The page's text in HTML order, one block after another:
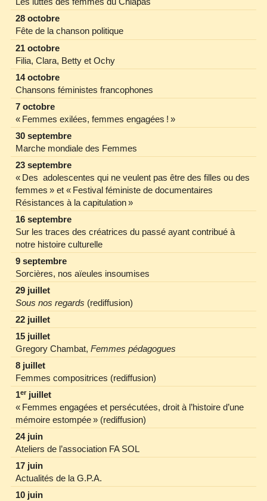
28 octobre
Fête de la chanson politique
21 octobre
Filia, Clara, Betty et Ochy
14 octobre
Chansons féministes francophones
7 octobre
« Femmes exilées, femmes engagées ! »
30 septembre
Marche mondiale des Femmes
23 septembre
« Des adolescentes qui ne veulent pas être des filles ou des
femmes » et « Festival féministe de documentaires
Résistances à la capitulation »
16 septembre
Sur les traces des créatrices du passé ayant contribué à
notre histoire culturelle
9 septembre
Sorcières, nos aïeules insoumises
29 juillet
Sous nos regards (rediffusion)
22 juillet
15 juillet
Gregory Chambat, Femmes pédagogues
8 juillet
Femmes compositrices (rediffusion)
1erjuillet
« Femmes engagées et persécutées, droit à l’histoire d’une
mémoire estompée » (rediffusion)
24 juin
Ateliers de l’association FA SOL
17 juin
Actualités de la G.P.A.
10 juin